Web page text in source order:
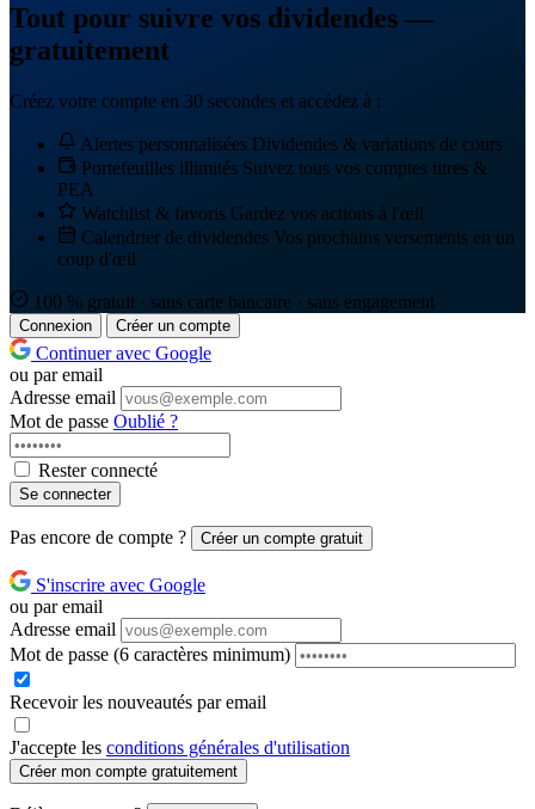
Tout pour suivre vos dividendes —
gratuitement
Créez votre compte en 30 secondes et accédez à :
Alertes personnalisées Dividendes & variations de cours
Portefeuilles illimités Suivez tous vos comptes titres &
PEA
Watchlist & favoris Gardez vos actions à l'œil
Calendrier de dividendes Vos prochains versements en un
coup d'œil
100 % gratuit · sans carte bancaire · sans engagement
Connexion Créer un compte
Continuer avec Google
ou par email
Adresse email
Mot de passe Oublié ?
Rester connecté
Se connecter
Pas encore de compte ? Créer un compte gratuit
S'inscrire avec Google
ou par email
Adresse email
Mot de passe (6 caractères minimum)
Recevoir les nouveautés par email
J'accepte les conditions générales d'utilisation
Créer mon compte gratuitement